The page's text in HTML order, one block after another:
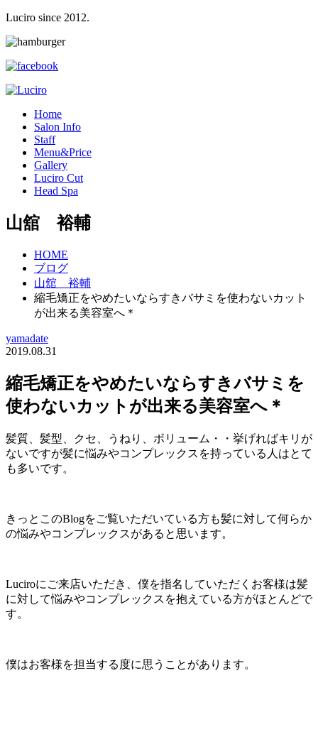
Luciro since 2012.
Home
Salon Info
Staff
Menu&Price
Gallery
Luciro Cut
Head Spa
山舘 裕輔
HOME
ブログ
山舘 裕輔
縮毛矯正をやめたいならすきバサミを使わないカット
が出来る美容室へ＊
yamadate
2019.08.31
縮毛矯正をやめたいならすきバサミを
使わないカットが出来る美容室へ＊
髪質、髪型、クセ、うねり、ボリューム・・挙げればキリが
ないですが髪に悩みやコンプレックスを持っている人はとて
も多いです。
きっとこのBlogをご覧いただいている方も髪に対して何らか
の悩みやコンプレックスがあると思います。
Luciroにご来店いただき、僕を指名していただくお客様は髪
に対して悩みやコンプレックスを抱えている方がほとんどで
す。
僕はお客様を担当する度に思うことがあります。